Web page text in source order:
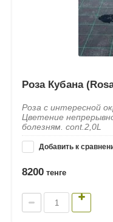
Роза Кубана
Роза с интересной
Цветение
болезням. cont.2,0L
Добавить к
8200 тенге